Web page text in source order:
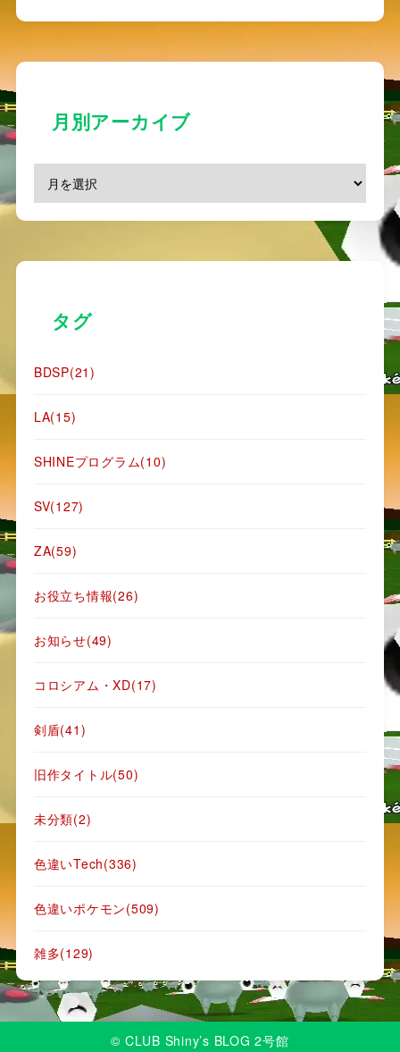
月別アーカイブ
タグ
BDSP(21)
LA(15)
SHINEプログラム(10)
SV(127)
ZA(59)
お役立ち情報(26)
お知らせ(49)
コロシアム・XD(17)
剣盾(41)
旧作タイトル(50)
未分類(2)
色違いTech(336)
色違いポケモン(509)
雑多(129)
© CLUB Shiny’s BLOG 2号館